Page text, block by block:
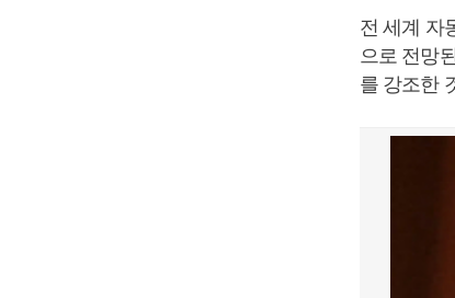
전 세계 자
으로 전망
를 강조한